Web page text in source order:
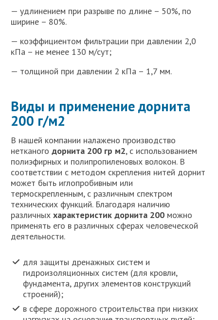
— удлинением при разрыве по длине – 50%, по
ширине – 80%.
— коэффициентом фильтрации при давлении 2,0
кПа – не менее 130 м/сут;
— толщиной при давлении 2 кПа – 1,7 мм.
Виды и применение дорнита
200 г/м2
В нашей компании налажено производство
нетканогодорнита 200 гр м2, с использованием
полиэфирных и полипропиленовых волокон. В
соответствии с методом скрепления нитей дорнит
может быть иглопробивным или
термоскрепленным, с различным спектром
технических функций. Благодаря наличию
различныххарактеристик дорнита 200 можно
применять его в различных сферах человеческой
деятельности.
для защиты дренажных систем и
гидроизоляционных систем (для кровли,
фундамента, других элементов конструкций
строений);
в сфере дорожного строительства при низких